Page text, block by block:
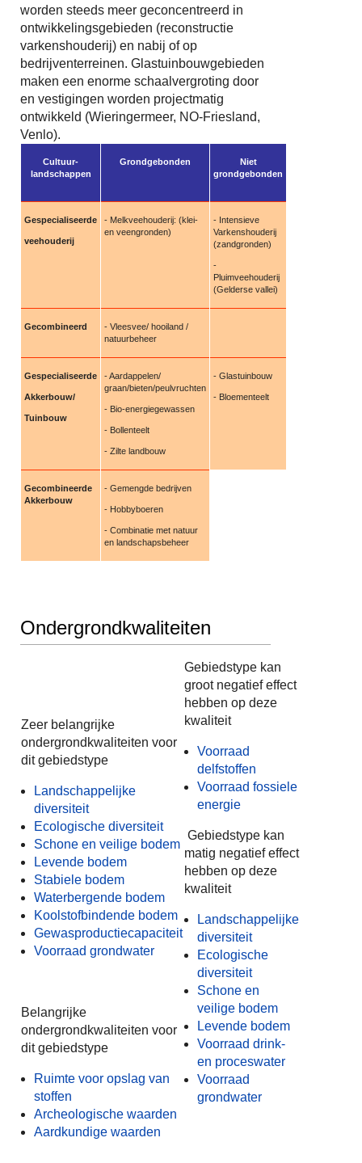
worden steeds meer geconcentreerd in
ontwikkelingsgebieden (reconstructie
varkenshouderij) en nabij of op
bedrijventerreinen. Glastuinbouwgebieden
maken een enorme schaalvergroting door
en vestigingen worden projectmatig
ontwikkeld (Wieringermeer, NO-Friesland,
Venlo).
Cultuur-
landschappen
Grondgebonden
Niet
grondgebonden
Gespecialiseerde
veehouderij
- Melkveehouderij: (klei-
en veengronden)
- Intensieve
Varkenshouderij
(zandgronden)
-
Pluimveehouderij
(Gelderse vallei)
Gecombineerd
- Vleesvee/ hooiland /
natuurbeheer
Gespecialiseerde
Akkerbouw/
Tuinbouw
- Aardappelen/
graan/bieten/peulvruchten
- Bio-energiegewassen
- Bollenteelt
- Zilte landbouw
- Glastuinbouw
- Bloementeelt
Gecombineerde
Akkerbouw
- Gemengde bedrijven
- Hobbyboeren
- Combinatie met natuur
en landschapsbeheer
Ondergrondkwaliteiten
Zeer belangrijke
ondergrondkwaliteiten voor
dit gebiedstype
Landschappelijke
diversiteit
Ecologische diversiteit
Schone en veilige bodem
Levende bodem
Stabiele bodem
Waterbergende bodem
Koolstofbindende bodem
Gewasproductiecapaciteit
Voorraad grondwater
Belangrijke
ondergrondkwaliteiten voor
dit gebiedstype
Ruimte voor opslag van
stoffen
Archeologische waarden
Aardkundige waarden
Gebiedstype kan
groot negatief effect
hebben op deze
kwaliteit
Voorraad
delfstoffen
Voorraad fossiele
energie
Gebiedstype kan
matig negatief effect
hebben op deze
kwaliteit
Landschappelijke
diversiteit
Ecologische
diversiteit
Schone en
veilige bodem
Levende bodem
Voorraad drink-
en proceswater
Voorraad
grondwater